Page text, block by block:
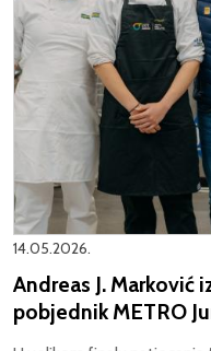
14.05.2026.
Andreas J. Marković
pobjednik METRO